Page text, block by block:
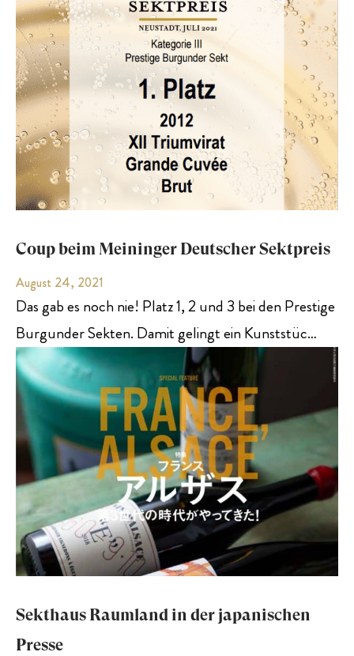
Coup beim Meininger Deutscher Sektpreis
August 24, 2021
Das gab es noch nie! Platz 1, 2 und 3 bei den Prestige
Burgunder Sekten. Damit gelingt ein Kunststüc…
Sekthaus Raumland in der japanischen
Presse